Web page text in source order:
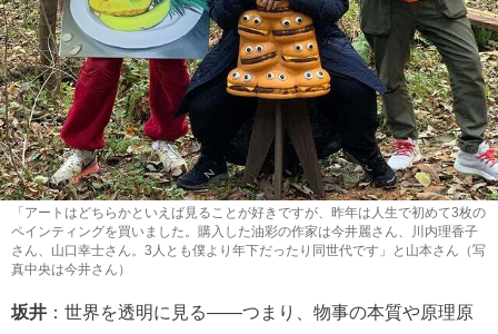
「アートはどちらかといえば見ることが好きですが、昨年は人生で初めて3枚の
ペインティングを買いました。購入した油彩の作家は今井麗さん、川内理香子
さん、山口幸士さん。3人とも僕より年下だったり同世代です」と山本さん（写
真中央は今井さん）
坂井 ：世界を透明に見る――つまり、物事の本質や原理原